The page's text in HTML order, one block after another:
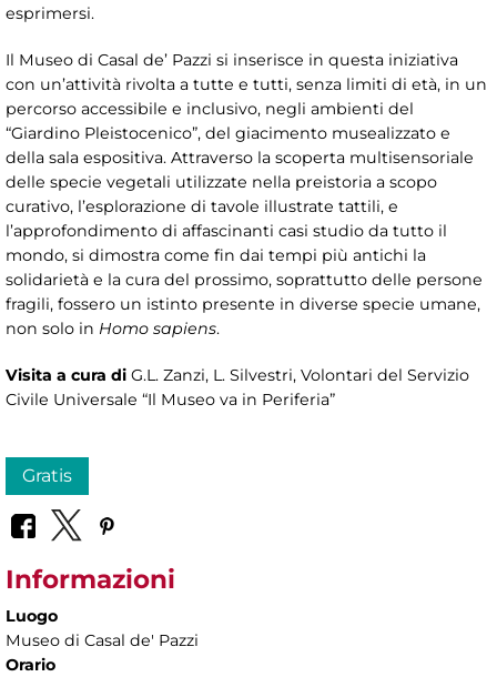
esprimersi.
Il Museo di Casal de’ Pazzi si inserisce in questa iniziativa
con un’attività rivolta a tutte e tutti, senza limiti di età, in un
percorso accessibile e inclusivo, negli ambienti del
“Giardino Pleistocenico”, del giacimento musealizzato e
della sala espositiva. Attraverso la scoperta multisensoriale
delle specie vegetali utilizzate nella preistoria a scopo
curativo, l’esplorazione di tavole illustrate tattili, e
l’approfondimento di affascinanti casi studio da tutto il
mondo, si dimostra come fin dai tempi più antichi la
solidarietà e la cura del prossimo, soprattutto delle persone
fragili, fossero un istinto presente in diverse specie umane,
non solo in Homo sapiens.
Visita a cura di G.L. Zanzi, L. Silvestri, Volontari del Servizio
Civile Universale “Il Museo va in Periferia”
Gratis
Informazioni
Luogo
Museo di Casal de' Pazzi
Orario